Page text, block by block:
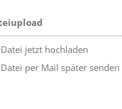
Datei jetzt hochladen
Datei per Mail später senden